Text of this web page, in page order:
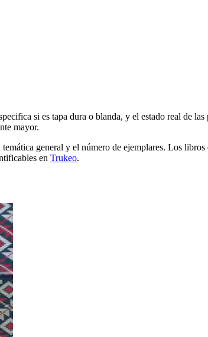
si es tapa dura o blanda, y el estado real de
mayor.
general y el número de ejemplares. Los
en Trukeo.